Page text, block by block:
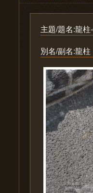
主題/題名:龍柱
別名/副名:龍柱